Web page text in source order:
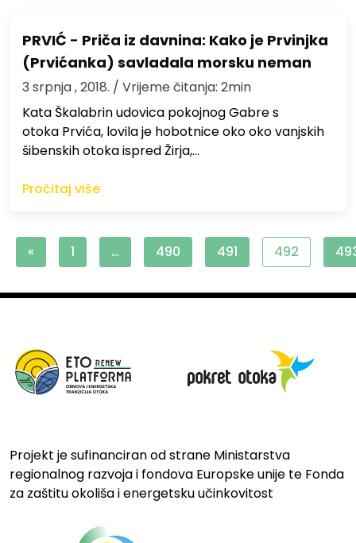
PRVIĆ - Priča iz davnina: Kako je Prvinjka
(Prvićanka) savladala morsku neman
3 srpnja , 2018. / Vrijeme čitanja: 2min
Kata Škalabrin udovica pokojnog Gabre s
otoka Prvića, lovila je hobotnice oko oko vanjskih
šibenskih otoka ispred Žirja,…
Pročitaj više
« 1 … 490 491 492
Projekt je sufinanciran od strane Ministarstva
regionalnog razvoja i fondova Europske unije te Fonda
za zaštitu okoliša i energetsku učinkovitost